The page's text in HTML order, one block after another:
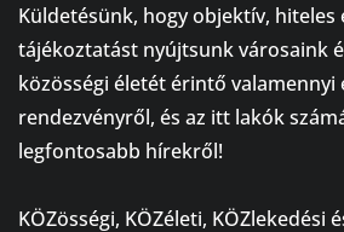
Küldetésünk, hogy objektív, hiteles
tájékoztatást nyújtsunk városaink
közösségi életét érintő valamennyi
rendezvényről, és az itt lakók
legfontosabb hírekről!
KÖZösségi, KÖZéleti, KÖZlekedési